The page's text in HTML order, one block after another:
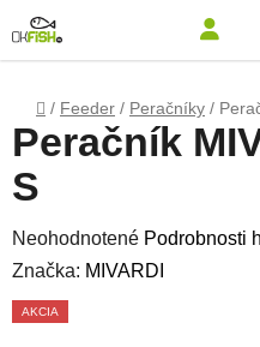
Domov
/ Feeder / Peračníky /
Peračník
S
Priemerné hodnotenie
Neohodnotené Podrobnosti
Značka: MIVARDI
AKCIA